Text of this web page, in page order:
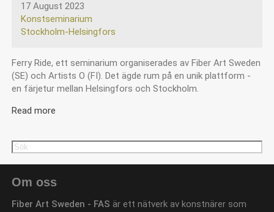
17 August 2023
Konstseminarium
Stockholm-Helsingfors
Ferry Ride, ett seminarium organiserades av Fiber Art Sweden
(SE) och Artists O (FI). Det ägde rum på en unik plattform -
en färjetur mellan Helsingfors och Stockholm.
Read more
-
Search
Search
Om oss
Fiber Art Sweden - FAS är ett nätverk av konstnärer som